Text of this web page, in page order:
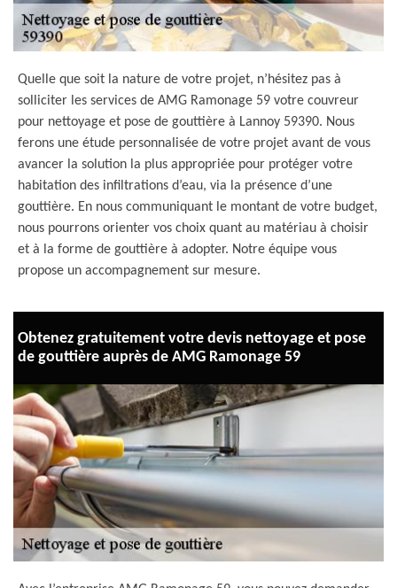
Quelle que soit la nature de votre projet, n’hésitez pas à
solliciter les services de AMG Ramonage 59 votre couvreur
pour nettoyage et pose de gouttière à Lannoy 59390. Nous
ferons une étude personnalisée de votre projet avant de vous
avancer la solution la plus appropriée pour protéger votre
habitation des infiltrations d’eau, via la présence d’une
gouttière. En nous communiquant le montant de votre budget,
nous pourrons orienter vos choix quant au matériau à choisir
et à la forme de gouttière à adopter. Notre équipe vous
propose un accompagnement sur mesure.
Obtenez gratuitement votre devis nettoyage et pose
de gouttière auprès de AMG Ramonage 59